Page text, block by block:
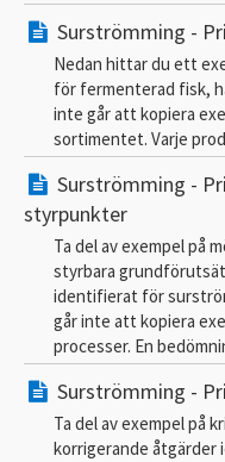
Surströmming -
Nedan hittar du ett
för fermenterad fisk,
inte går att kopiera
sortimentet. Varje
Surströmming -
styrpunkter
Ta del av exempel på
styrbara
identifierat för
går inte att kopiera
processer. En
Surströmming -
Ta del av exempel på
korrigerande